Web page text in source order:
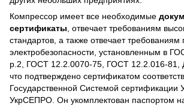
Компрессор имеет все необходимые
сертификаты , отвечает требованиям
стандартов, а также отвечает требованиям
электробезопасности, установленным в
р.2, ГОСТ 12.2.0070-75, ГОСТ 12.2.016-81,
что подтверждено сертификатом
Государственной Системой сертификации
УкрСЕПРО. Он укомплектован паспортом